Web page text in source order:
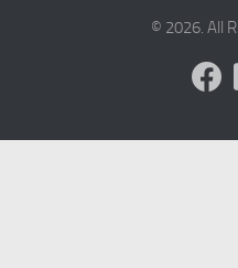
© 2026. All